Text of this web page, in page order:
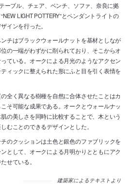
ーブル、チェア、ベンチ、ソファ、奈良に拠
LIGHT POTTERY”とペンダントライトの
インを行った。
チはブラックウォールナットを基材としなが
の一端がわずかに削られており、そこからオ
ている。オークによる月光のようなアクセン
ィックに整えられた形にふと目を引く表情を
全く異なる樹種を自然に合体させたことはカ
そ可能な成果である。オークとウォールナッ
の美しさを同時に比較することで、木という
むことのできるデザインとした。
のクッションは土色と銀色のファブリックを
として、オークによる月明かりとともにアク
せている。
建築家によるテキストより